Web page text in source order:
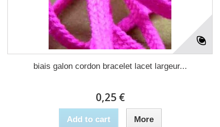
biais galon cordon bracelet lacet largeur...
0,25 €
Add to cart More